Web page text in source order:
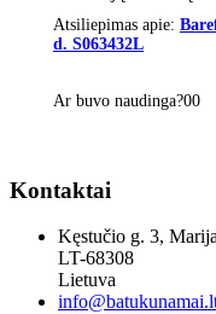
Atsiliepimas apie:
d. S063432L
Ar buvo naudinga?00
Kontaktai
Kęstučio g. 3,
LT-68308
Lietuva